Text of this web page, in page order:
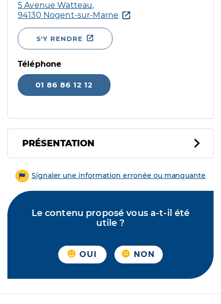
5 Avenue Watteau,
94130 Nogent-sur-Marne
S'Y RENDRE
Téléphone
01 86 86 12 12
PRÉSENTATION
Signaler une information erronée ou manquante
Le contenu proposé vous a-t-il été
utile ?
OUI NON